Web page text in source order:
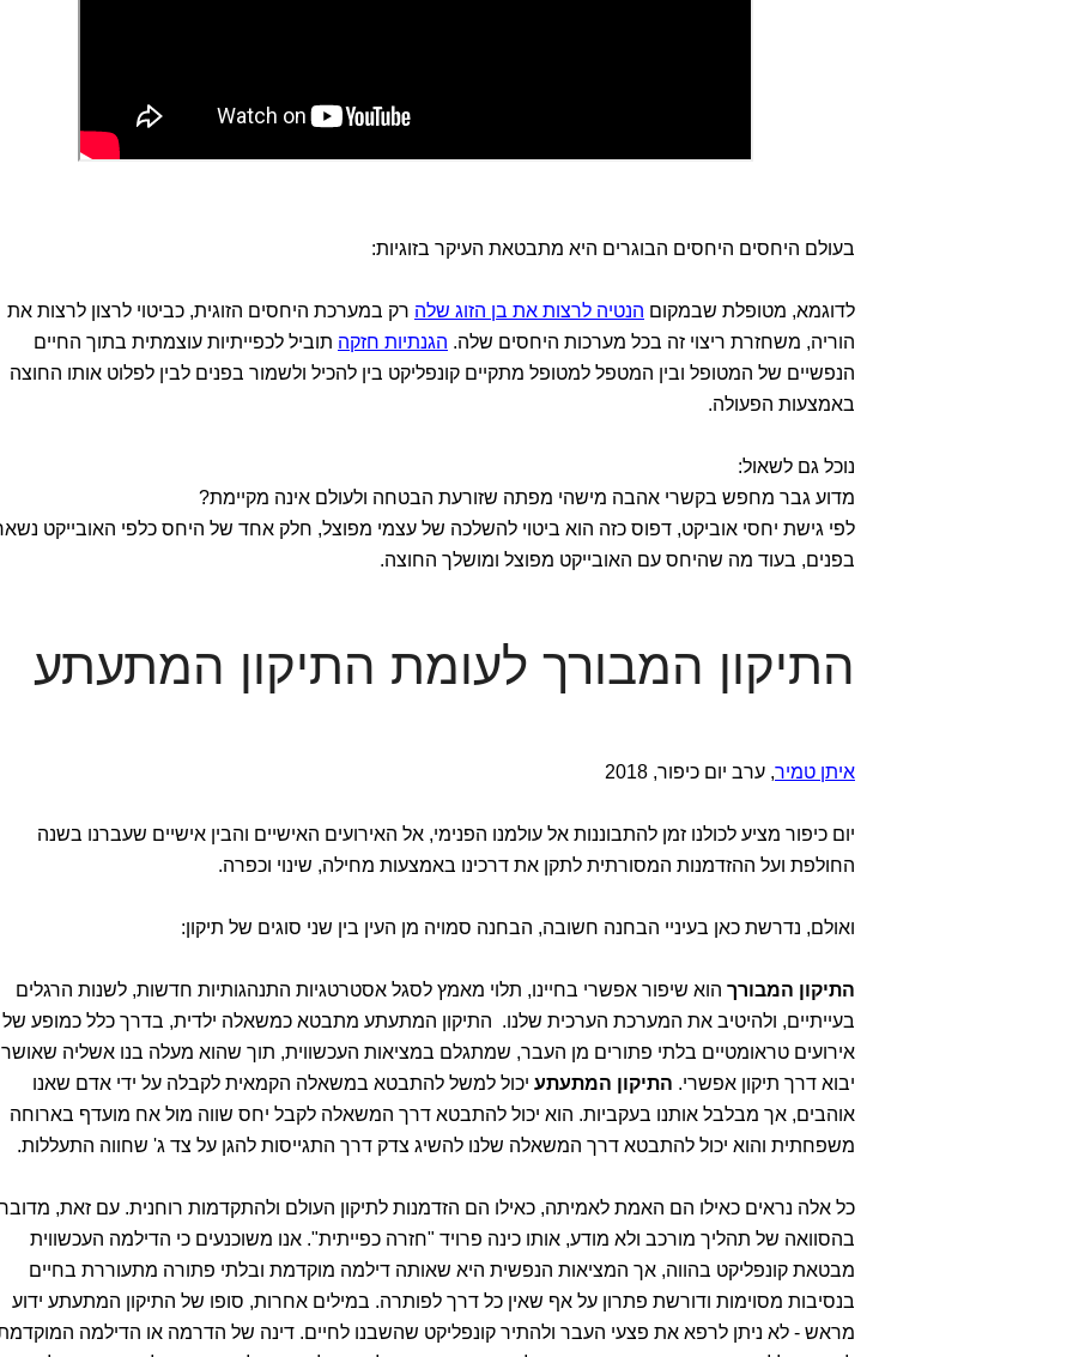
בעולם היחסים היחסים הבוגרים היא מתבטאת העיקר בזוגיות:
לדוגמא, מטופלת שבמקום הנטיה לרצות את בן הזוג שלה רק במערכת היחסים הזוגית, כביטוי לרצון לרצות את
הוריה, משחזרת ריצוי זה בכל מערכות היחסים שלה. הגנתיות חזקה תוביל לכפייתיות עוצמתית בתוך החיים
הנפשיים של המטופל ובין המטפל למטופל מתקיים קונפליקט בין להכיל ולשמור בפנים לבין לפלוט אותו החוצה
באמצעות הפעולה.
נוכל גם לשאול:
מדוע גבר מחפש בקשרי אהבה מישהי מפתה שזורעת הבטחה ולעולם אינה מקיימת?
לפי גישת יחסי אוביקט, דפוס כזה הוא ביטוי להשלכה של עצמי מפוצל, חלק אחד של היחס כלפי האובייקט
בפנים, בעוד מה שהיחס עם האובייקט מפוצל ומושלך החוצה.
התיקון המבורך לעומת התיקון המתעתע
איתן טמיר, ערב יום כיפור, 2018
יום כיפור מציע לכולנו זמן להתבוננות אל עולמנו הפנימי, אל האירועים האישיים והבין אישיים שעברנו בשנה
החולפת ועל ההזדמנות המסורתית לתקן את דרכינו באמצעות מחילה, שינוי וכפרה.
ואולם, נדרשת כאן בעיניי הבחנה חשובה, הבחנה סמויה מן העין בין שני סוגים של תיקון:
התיקון המבורך הוא שיפור אפשרי בחיינו, תלוי מאמץ לסגל אסטרטגיות התנהגותיות חדשות, לשנות הרגלים
בעייתיים, ולהיטיב את המערכת הערכית שלנו. התיקון המתעתע מתבטא כמשאלה ילדית, בדרך כלל כמופע של
אירועים טראומטיים בלתי פתורים מן העבר, שמתגלם במציאות העכשווית, תוך שהוא מעלה בנו אשליה
יבוא דרך תיקון אפשרי. התיקון המתעתע יכול למשל להתבטא במשאלה הקמאית לקבלה על ידי אדם שאנו
אוהבים, אך מבלבל אותנו בעקביות. הוא יכול להתבטא דרך המשאלה לקבל יחס שווה מול אח מועדף בארוחה
משפחתית והוא יכול להתבטא דרך המשאלה שלנו להשיג צדק דרך התגייסות להגן על צד ג' שחווה התעללות.
כל אלה נראים כאילו הם האמת לאמיתה, כאילו הם הזדמנות לתיקון העולם ולהתקדמות רוחנית. עם זאת, מדובר
בהסוואה של תהליך מורכב ולא מודע, אותו כינה פרויד "חזרה כפייתית". אנו משוכנעים כי הדילמה העכשווית
מבטאת קונפליקט בהווה, אך המציאות הנפשית היא שאותה דילמה מוקדמת ובלתי פתורה מתעוררת בחיים
בנסיבות מסוימות ודורשת פתרון על אף שאין כל דרך לפותרה. במילים אחרות, סופו של התיקון המתעתע ידוע
מראש - לא ניתן לרפא את פצעי העבר ולהתיר קונפליקט שהשבנו לחיים. דינה של הדרמה או הדילמה